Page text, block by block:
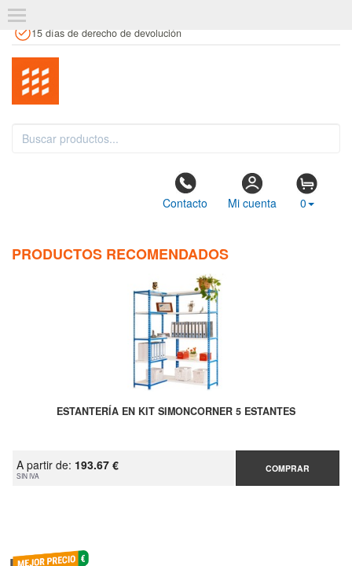
15 días de derecho de devolución
Contacto Mi cuenta 0
PRODUCTOS RECOMENDADOS
ESTANTERÍA EN KIT SIMONCORNER 5 ESTANTES
A partir de: 193.67 €
SIN IVA
COMPRAR